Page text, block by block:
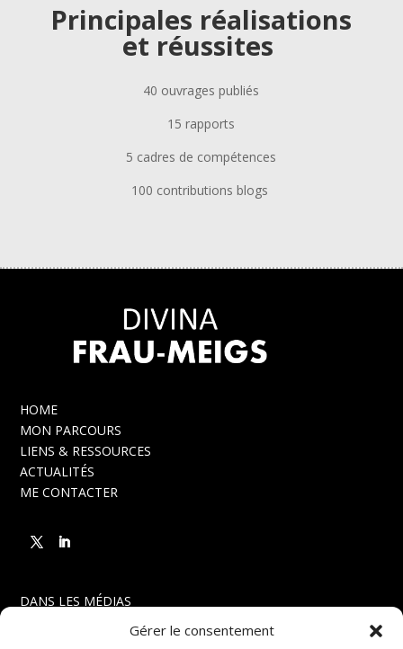
Gérer le consentement
Principales réalisations
et réussites
40 ouvrages publiés
15 rapports
5 cadres de compétences
100 contributions blogs
HOME
MON PARCOURS
LIENS & RESSOURCES
ACTUALITÉS
ME CONTACTER
DANS LES MÉDIAS